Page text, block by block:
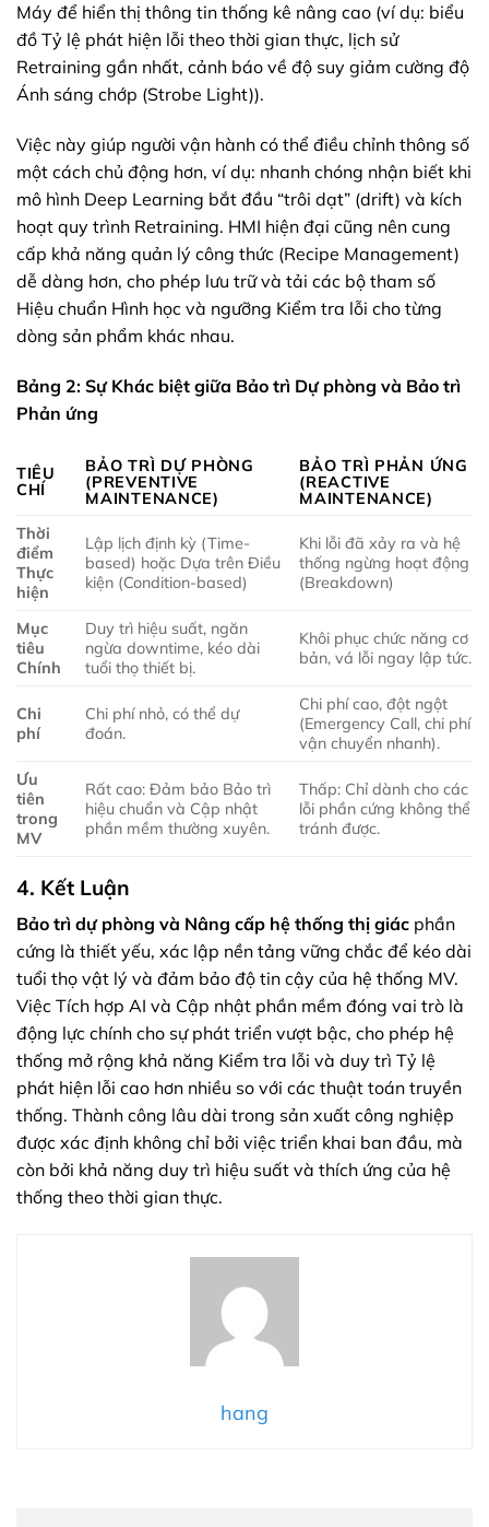
Máy để hiển thị thông tin thống kê nâng cao (ví dụ: biểu
đồ Tỷ lệ phát hiện lỗi theo thời gian thực, lịch sử
Retraining gần nhất, cảnh báo về độ suy giảm cường độ
Ánh sáng chớp (Strobe Light)).
Việc này giúp người vận hành có thể điều chỉnh thông số
một cách chủ động hơn, ví dụ: nhanh chóng nhận biết khi
mô hình Deep Learning bắt đầu “trôi dạt” (drift) và kích
hoạt quy trình Retraining. HMI hiện đại cũng nên cung
cấp khả năng quản lý công thức (Recipe Management)
dễ dàng hơn, cho phép lưu trữ và tải các bộ tham số
Hiệu chuẩn Hình học và ngưỡng Kiểm tra lỗi cho từng
dòng sản phẩm khác nhau.
Bảng 2: Sự Khác biệt giữa Bảo trì Dự phòng và Bảo trì
Phản ứng
TIÊU
CHÍ
BẢO TRÌ DỰ PHÒNG
(PREVENTIVE
MAINTENANCE)
BẢO TRÌ PHẢN ỨNG
(REACTIVE
MAINTENANCE)
Thời
điểm
Thực
hiện
Lập lịch định kỳ (Time-
based) hoặc Dựa trên Điều
kiện (Condition-based)
Khi lỗi đã xảy ra và hệ
thống ngừng hoạt động
(Breakdown)
Mục
tiêu
Chính
Duy trì hiệu suất, ngăn
ngừa downtime, kéo dài
tuổi thọ thiết bị.
Khôi phục chức năng cơ
bản, vá lỗi ngay lập tức.
Chi
phí
Chi phí nhỏ, có thể dự
đoán.
Chi phí cao, đột ngột
(Emergency Call, chi phí
vận chuyển nhanh).
Ưu
tiên
trong
MV
Rất cao: Đảm bảo Bảo trì
hiệu chuẩn và Cập nhật
phần mềm thường xuyên.
Thấp: Chỉ dành cho các
lỗi phần cứng không thể
tránh được.
4. Kết Luận
Bảo trì dự phòng và Nâng cấp hệ thống thị giác phần
cứng là thiết yếu, xác lập nền tảng vững chắc để kéo dài
tuổi thọ vật lý và đảm bảo độ tin cậy của hệ thống MV.
Việc Tích hợp AI và Cập nhật phần mềm đóng vai trò là
động lực chính cho sự phát triển vượt bậc, cho phép hệ
thống mở rộng khả năng Kiểm tra lỗi và duy trì Tỷ lệ
phát hiện lỗi cao hơn nhiều so với các thuật toán truyền
thống. Thành công lâu dài trong sản xuất công nghiệp
được xác định không chỉ bởi việc triển khai ban đầu, mà
còn bởi khả năng duy trì hiệu suất và thích ứng của hệ
thống theo thời gian thực.
hang